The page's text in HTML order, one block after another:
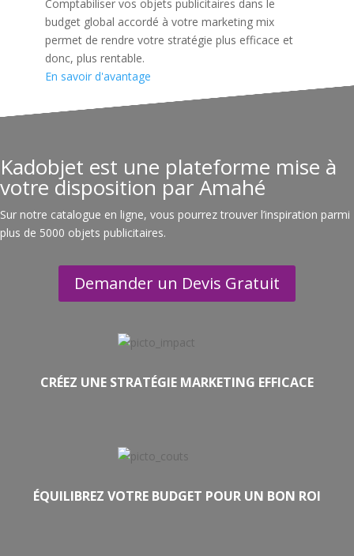
Comptabiliser vos objets publicitaires dans le
budget global accordé à votre marketing mix
permet de rendre votre stratégie plus efficace et
donc, plus rentable.
En savoir d'avantage
Kadobjet est une plateforme mise à
votre disposition par Amahé
Sur notre catalogue en ligne, vous pourrez trouver l’inspiration parmi
plus de 5000 objets publicitaires.
Demander un Devis Gratuit
CRÉEZ UNE STRATÉGIE MARKETING EFFICACE
ÉQUILIBREZ VOTRE BUDGET POUR UN BON ROI